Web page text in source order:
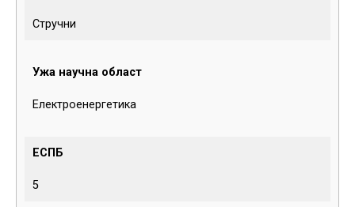
Стручни
Ужа научна област
Електроенергетика
ЕСПБ
5